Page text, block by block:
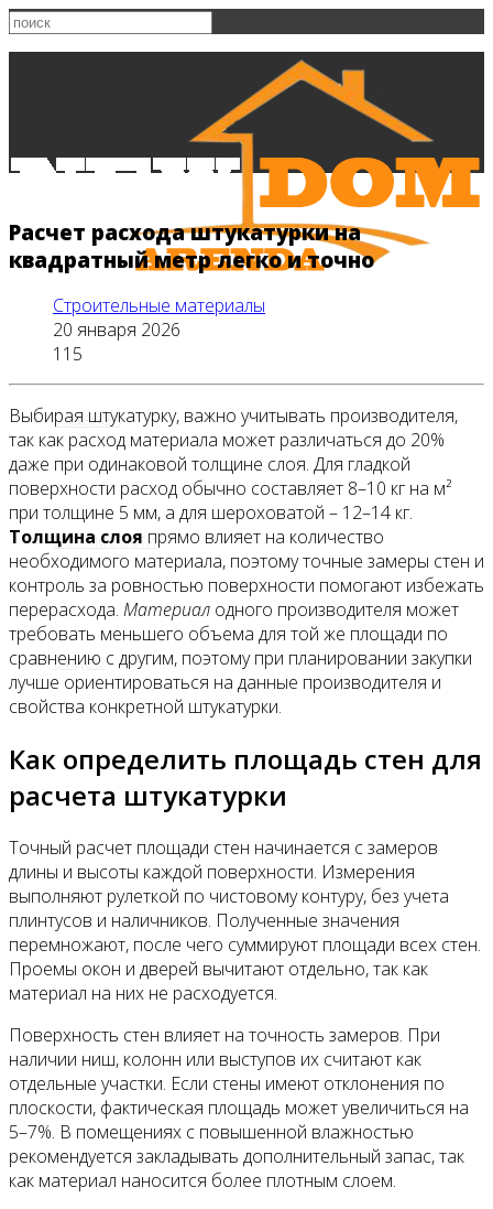
Главная
Все новости
Видео
Расчет расхода штукатурки на
квадратный метр легко и точно
Строительные материалы
20 января 2026
115
Выбирая штукатурку, важно учитывать производителя,
так как расход материала может различаться до 20%
даже при одинаковой толщине слоя. Для гладкой
поверхности расход обычно составляет 8–10 кг на м²
при толщине 5 мм, а для шероховатой – 12–14 кг.
Толщина слоя прямо влияет на количество
необходимого материала, поэтому точные замеры стен и
контроль за ровностью поверхности помогают избежать
перерасхода. Материал одного производителя может
требовать меньшего объема для той же площади по
сравнению с другим, поэтому при планировании закупки
лучше ориентироваться на данные производителя и
свойства конкретной штукатурки.
Как определить площадь стен для
расчета штукатурки
Точный расчет площади стен начинается с замеров
длины и высоты каждой поверхности. Измерения
выполняют рулеткой по чистовому контуру, без учета
плинтусов и наличников. Полученные значения
перемножают, после чего суммируют площади всех стен.
Проемы окон и дверей вычитают отдельно, так как
материал на них не расходуется.
Поверхность стен влияет на точность замеров. При
наличии ниш, колонн или выступов их считают как
отдельные участки. Если стены имеют отклонения по
плоскости, фактическая площадь может увеличиться на
5–7%. В помещениях с повышенной влажностью
рекомендуется закладывать дополнительный запас, так
как материал наносится более плотным слоем.